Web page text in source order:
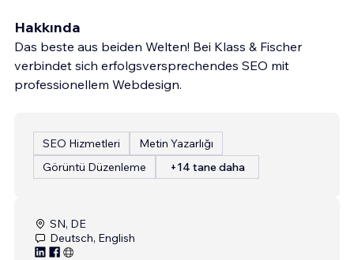
Hakkında
Das beste aus beiden Welten! Bei Klass & Fischer
verbindet sich erfolgsversprechendes SEO mit
professionellem Webdesign.
SEO Hizmetleri
Metin Yazarlığı
Görüntü Düzenleme
+14 tane daha
SN, DE
Deutsch, English